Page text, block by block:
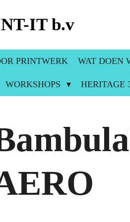
IT b.v
PRINTWERK WAT DOEN
WORKSHOPS HERITAGE